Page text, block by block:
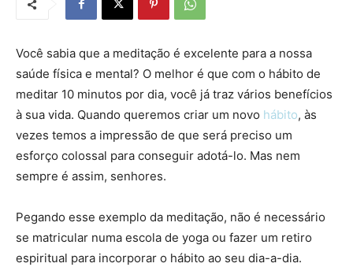
Você sabia que a meditação é excelente para a nossa
saúde física e mental? O melhor é que com o hábito de
meditar 10 minutos por dia, você já traz vários benefícios
à sua vida. Quando queremos criar um novo hábito, às
vezes temos a impressão de que será preciso um
esforço colossal para conseguir adotá-lo. Mas nem
sempre é assim, senhores.
Pegando esse exemplo da meditação, não é necessário
se matricular numa escola de yoga ou fazer um retiro
espiritual para incorporar o hábito ao seu dia-a-dia.